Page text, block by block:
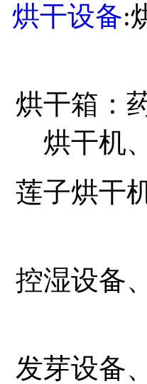
烘干设备:
烘干箱：
烘干机
莲子烘干
控湿设备
发芽设备